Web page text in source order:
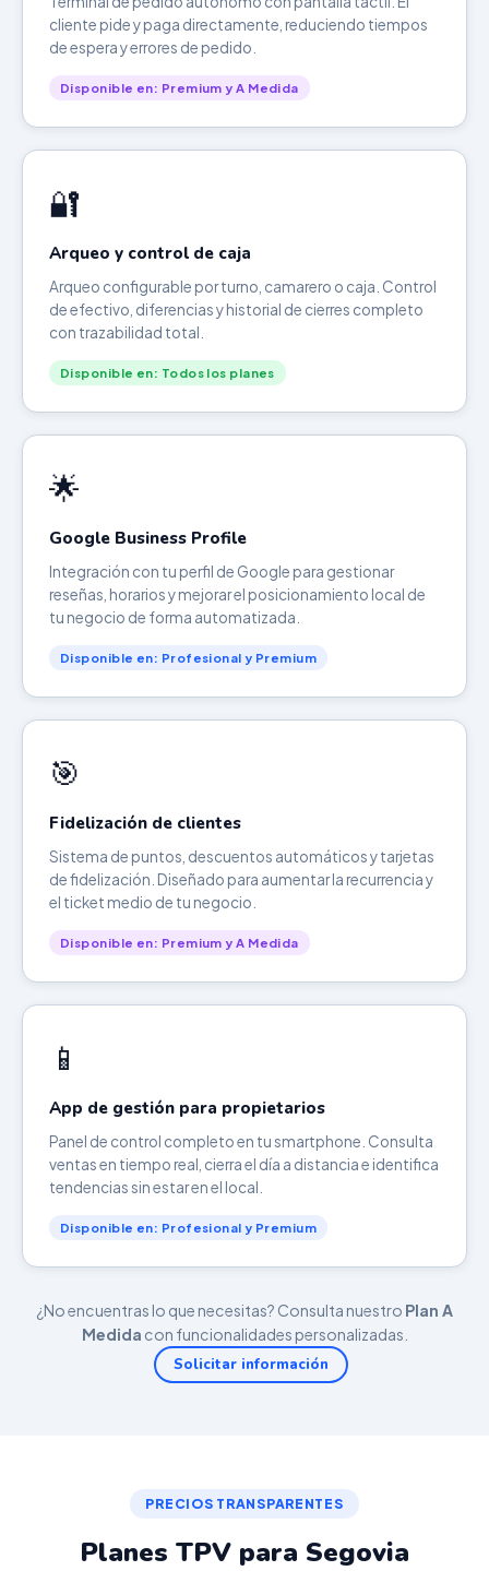
cliente pide y paga directamente, reduciendo tiempos
de espera y errores de pedido.
Disponible en: Premium y A Medida
🔐
Arqueo y control de caja
Arqueo configurable por turno, camarero o caja. Control
de efectivo, diferencias y historial de cierres completo
con trazabilidad total.
Disponible en: Todos los planes
🌟
Google Business Profile
Integración con tu perfil de Google para gestionar
reseñas, horarios y mejorar el posicionamiento local de
tu negocio de forma automatizada.
Disponible en: Profesional y Premium
🎯
Fidelización de clientes
Sistema de puntos, descuentos automáticos y tarjetas
de fidelización. Diseñado para aumentar la recurrencia y
el ticket medio de tu negocio.
Disponible en: Premium y A Medida
📱
App de gestión para propietarios
Panel de control completo en tu smartphone. Consulta
ventas en tiempo real, cierra el día a distancia e identifica
tendencias sin estar en el local.
Disponible en: Profesional y Premium
¿No encuentras lo que necesitas? Consulta nuestro Plan A
Medida con funcionalidades personalizadas.
Solicitar información
PRECIOS TRANSPARENTES
Planes TPV para Segovia